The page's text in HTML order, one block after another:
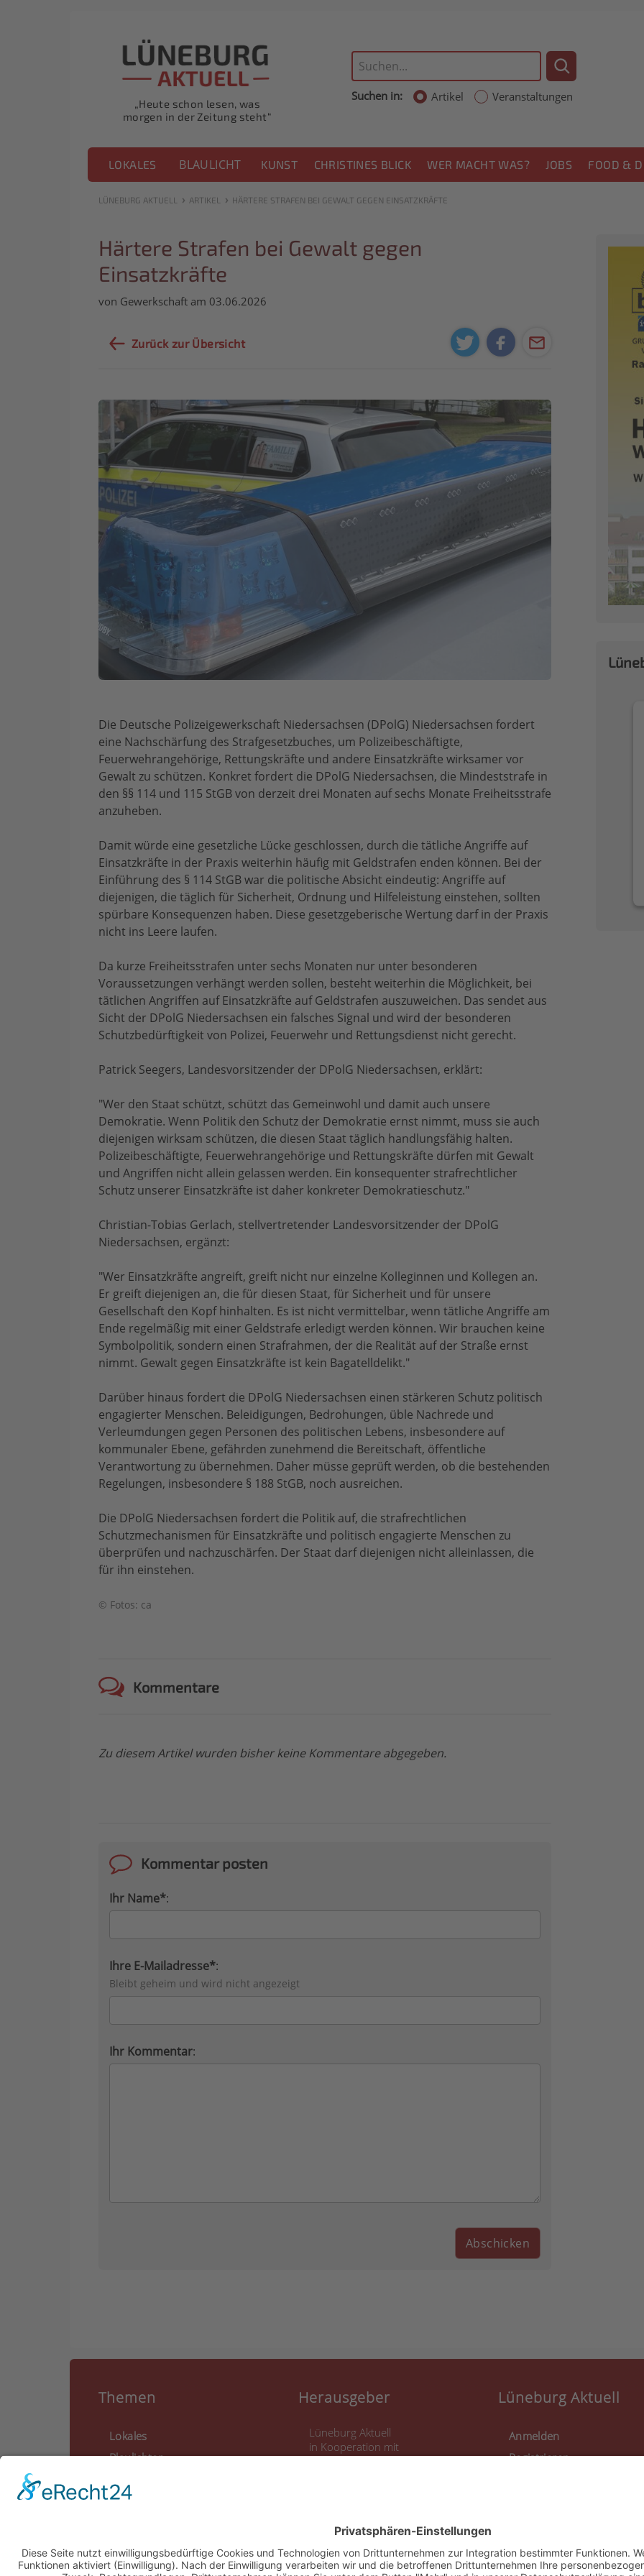
„Heute schon lesen, was
morgen in der Zeitung steht“
Suchen in: Artikel Veranstaltungen
LOKALES BLAULICHT KUNST CHRISTINES BLICK WER MACHT WAS? JOBS FOOD &
LÜNEBURG AKTUELL › ARTIKEL › HÄRTERE STRAFEN BEI GEWALT GEGEN EINSATZKRÄFTE
Härtere Strafen bei Gewalt gegen
Einsatzkräfte
von Gewerkschaft am 03.06.2026
Zurück zur Übersicht
Die Deutsche Polizeigewerkschaft Niedersachsen (DPolG) Niedersachsen fordert
eine Nachschärfung des Strafgesetzbuches, um Polizeibeschäftigte,
Feuerwehrangehörige, Rettungskräfte und andere Einsatzkräfte wirksamer vor
Gewalt zu schützen. Konkret fordert die DPolG Niedersachsen, die Mindeststrafe in
den §§ 114 und 115 StGB von derzeit drei Monaten auf sechs Monate Freiheitsstrafe
anzuheben.
Damit würde eine gesetzliche Lücke geschlossen, durch die tätliche Angriffe auf
Einsatzkräfte in der Praxis weiterhin häufig mit Geldstrafen enden können. Bei der
Einführung des § 114 StGB war die politische Absicht eindeutig: Angriffe auf
diejenigen, die täglich für Sicherheit, Ordnung und Hilfeleistung einstehen, sollten
spürbare Konsequenzen haben. Diese gesetzgeberische Wertung darf in der Praxis
nicht ins Leere laufen.
Da kurze Freiheitsstrafen unter sechs Monaten nur unter besonderen
Voraussetzungen verhängt werden sollen, besteht weiterhin die Möglichkeit, bei
tätlichen Angriffen auf Einsatzkräfte auf Geldstrafen auszuweichen. Das sendet aus
Sicht der DPolG Niedersachsen ein falsches Signal und wird der besonderen
Schutzbedürftigkeit von Polizei, Feuerwehr und Rettungsdienst nicht gerecht.
Patrick Seegers, Landesvorsitzender der DPolG Niedersachsen, erklärt:
"Wer den Staat schützt, schützt das Gemeinwohl und damit auch unsere
Demokratie. Wenn Politik den Schutz der Demokratie ernst nimmt, muss sie auch
diejenigen wirksam schützen, die diesen Staat täglich handlungsfähig halten.
Polizeibeschäftigte, Feuerwehrangehörige und Rettungskräfte dürfen mit Gewalt
und Angriffen nicht allein gelassen werden. Ein konsequenter strafrechtlicher
Schutz unserer Einsatzkräfte ist daher konkreter Demokratieschutz."
Christian-Tobias Gerlach, stellvertretender Landesvorsitzender der DPolG
Niedersachsen, ergänzt:
"Wer Einsatzkräfte angreift, greift nicht nur einzelne Kolleginnen und Kollegen an.
Er greift diejenigen an, die für diesen Staat, für Sicherheit und für unsere
Gesellschaft den Kopf hinhalten. Es ist nicht vermittelbar, wenn tätliche Angriffe am
Ende regelmäßig mit einer Geldstrafe erledigt werden können. Wir brauchen keine
Symbolpolitik, sondern einen Strafrahmen, der die Realität auf der Straße ernst
nimmt. Gewalt gegen Einsatzkräfte ist kein Bagatelldelikt."
Darüber hinaus fordert die DPolG Niedersachsen einen stärkeren Schutz politisch
engagierter Menschen. Beleidigungen, Bedrohungen, üble Nachrede und
Verleumdungen gegen Personen des politischen Lebens, insbesondere auf
kommunaler Ebene, gefährden zunehmend die Bereitschaft, öffentliche
Verantwortung zu übernehmen. Daher müsse geprüft werden, ob die bestehenden
Regelungen, insbesondere § 188 StGB, noch ausreichen.
Die DPolG Niedersachsen fordert die Politik auf, die strafrechtlichen
Schutzmechanismen für Einsatzkräfte und politisch engagierte Menschen zu
überprüfen und nachzuschärfen. Der Staat darf diejenigen nicht alleinlassen, die
für ihn einstehen.
© Fotos: ca
Kommentare
Zu diesem Artikel wurden bisher keine Kommentare abgegeben.
Kommentar posten
Ihr Name*:
Ihre E-Mailadresse*:
Bleibt geheim und wird nicht angezeigt
Ihr Kommentar:
Themen
Lokales
Blaulichter
Wer macht was?
Herausgeber
Lüneburg Aktuell
in Kooperation mit
Lüneburg Aktuell
Anmelden
Registrieren